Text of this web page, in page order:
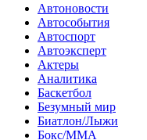
Автоновости
Автособытия
Автоспорт
Автоэксперт
Актеры
Аналитика
Баскетбол
Безумный мир
Биатлон/Лыжи
Бокс/MMA